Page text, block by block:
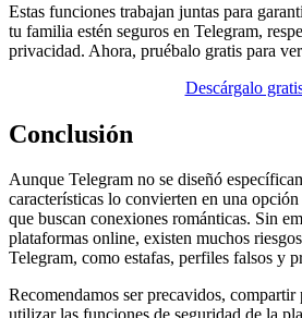
Estas funciones trabajan juntas para
tu familia estén seguros en Telegram,
privacidad. Ahora, pruébalo gratis para
Descárgalo
Conclusión
Aunque Telegram no se diseñó
características lo convierten en una
que buscan conexiones románticas. Sin
plataformas online, existen muchos
Telegram, como estafas, perfiles falsos y
Recomendamos ser precavidos, compartir